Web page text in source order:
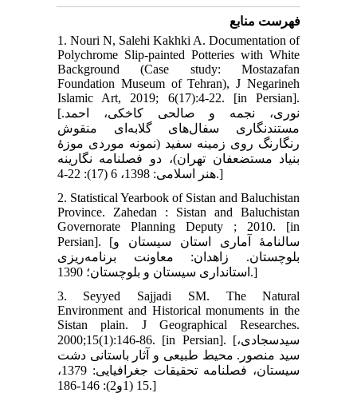
فهرست منابع
1. Nouri N, Salehi Kakhki A. Documentation of
Polychrome Slip-painted Potteries with White
Background (Case study: Mostazafan
Foundation Museum of Tehran), J Negarineh
Islamic Art, 2019; 6(17):4-22. [in Persian].
[نوری، نجمه و صالحی کاخکی، احمد.
مستندنگاری سفال‌های گلابه‌ای منقوش
رنگارنگ روی زمینه سفید (نمونه موردی موزۀ
بنیاد مستضعفان تهران)، دو فصلنامه نگارینه
هنر اسلامی: 1398، 6 (17): 22-4.]
2. Statistical Yearbook of Sistan and Baluchistan
Province. Zahedan : Sistan and Baluchistan
Governorate Planning Deputy ; 2010. [in
Persian]. [سالنامۀ آماری استان سیستان و
بلوچستان. زاهدان: معاونت برنامه‌ریزی
استانداری سیستان و بلوچستان؛ 1390.]
3. Seyyed Sajjadi SM. The Natural
Environment and Historical monuments in the
Sistan plain. J Geographical Researches.
2000;15(1):146-86. [in Persian]. [سیدسجادی،
سید منصور. محیط طبیعی و آثار باستانی دشت
سیستان، فصلنامه تحقیقات جغرافیایی: 1379،
15 (1و2): 146-186.]